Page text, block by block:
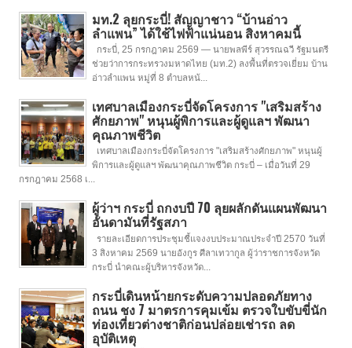
มท.2 ลุยกระบี่! สัญญาชาว “บ้านอ่าว
ลำแพน” ได้ใช้ไฟฟ้าแน่นอน สิงหาคมนี้
กระบี่, 25 กรกฎาคม 2569 — นายพลพีร์ สุวรรณฉวี รัฐมนตรี
ช่วยว่าการกระทรวงมหาดไทย (มท.2) ลงพื้นที่ตรวจเยี่ยม บ้าน
อ่าวลำแพน หมู่ที่ 8 ตำบลหน้...
เทศบาลเมืองกระบี่จัดโครงการ "เสริมสร้าง
ศักยภาพ" หนุนผู้พิการและผู้ดูแลฯ พัฒนา
คุณภาพชีวิต
เทศบาลเมืองกระบี่จัดโครงการ "เสริมสร้างศักยภาพ" หนุนผู้
พิการและผู้ดูแลฯ พัฒนาคุณภาพชีวิต กระบี่ – เมื่อวันที่ 29
กรกฎาคม 2568 เ...
ผู้ว่าฯ กระบี่ ถกงบปี 70 ลุยผลักดันแผนพัฒนา
อันดามันที่รัฐสภา
รายละเอียดการประชุมชี้แจงงบประมาณประจำปี 2570 วันที่
3 สิงหาคม 2569 นายอังกูร ศีลาเทวากูล ผู้ว่าราชการจังหวัด
กระบี่ นำคณะผู้บริหารจังหวัด...
กระบี่เดินหน้ายกระดับความปลอดภัยทาง
ถนน ชง 7 มาตรการคุมเข้ม ตรวจใบขับขี่นัก
ท่องเที่ยวต่างชาติก่อนปล่อยเช่ารถ ลด
อุบัติเหตุ